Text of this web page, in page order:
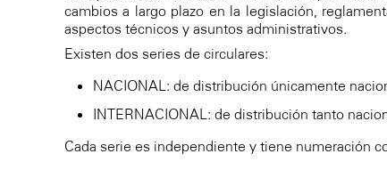
cambios a largo plazo en la legislación,
aspectos técnicos y asuntos administrativos.
Existen dos series de circulares:
NACIONAL: de distribución únicamente
INTERNACIONAL: de distribución tanto
Cada serie es independiente y tiene numeración